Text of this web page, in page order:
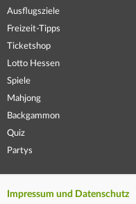
Ausflugsziele
Freizeit-Tipps
Ticketshop
Lotto Hessen
Spiele
Mahjong
Backgammon
Quiz
Partys
Impressum und Datenschutz